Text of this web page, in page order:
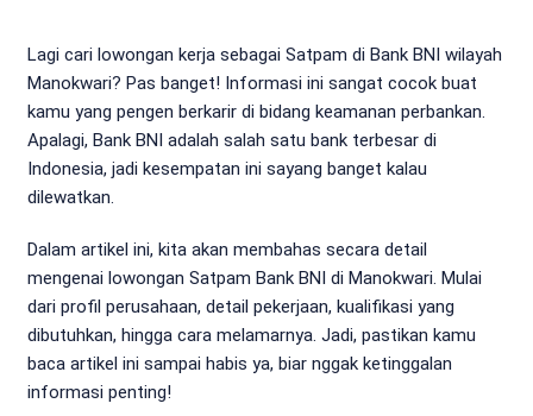
Lagi cari lowongan kerja sebagai Satpam di Bank BNI wilayah
Manokwari? Pas banget! Informasi ini sangat cocok buat
kamu yang pengen berkarir di bidang keamanan perbankan.
Apalagi, Bank BNI adalah salah satu bank terbesar di
Indonesia, jadi kesempatan ini sayang banget kalau
dilewatkan.
Dalam artikel ini, kita akan membahas secara detail
mengenai lowongan Satpam Bank BNI di Manokwari. Mulai
dari profil perusahaan, detail pekerjaan, kualifikasi yang
dibutuhkan, hingga cara melamarnya. Jadi, pastikan kamu
baca artikel ini sampai habis ya, biar nggak ketinggalan
informasi penting!